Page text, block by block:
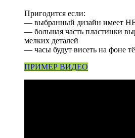
Пригодится если:
— выбранный дизайн имеет
— большая часть пластинки
мелких деталей
— часы будут висеть на фоне
ПРИМЕР ВИДЕО